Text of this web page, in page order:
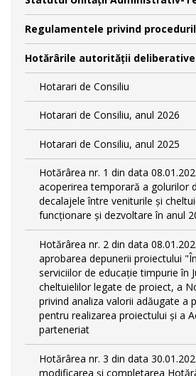
Regulamentele privind
Hotărârile autorităţii deliberative
Hotarari de Consiliu
Hotarari de Consiliu, anul 2026
Hotarari de Consiliu, anul 2025
Hotărârea nr. 1 din data
acoperirea temporară a golurilor
decalajele între veniturile și
funcționare și dezvoltare în anul
Hotărârea nr. 2 din data
aprobarea depunerii proiectului
serviciilor de educație timpurie în
cheltuielilor legate de proiect, a
privind analiza valorii adăugate a
pentru realizarea proiectului și a
parteneriat
Hotărârea nr. 3 din data
modificarea și completarea